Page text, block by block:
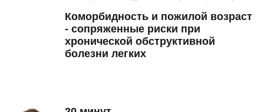
Коморбидность и пожилой возраст
- сопряженные риски при
хронической обструктивной
болезни легких